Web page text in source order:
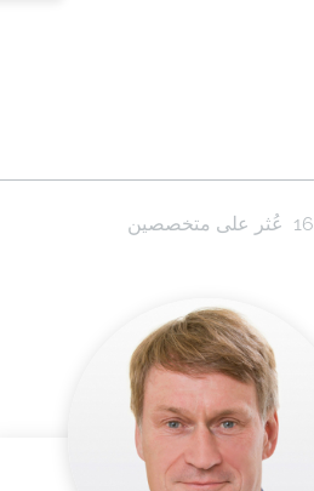
16 عُثر على متخصصين